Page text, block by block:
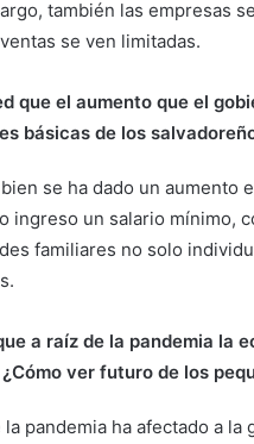
también las empresas
se ven limitadas.
que el aumento que el
básicas de los
se ha dado un aumento
ingreso un salario mínimo,
familiares no solo
a raíz de la pandemia la
ver futuro de los
pandemia ha afectado a